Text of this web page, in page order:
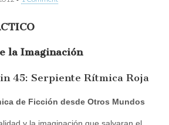
la Imaginación
45: Serpiente Rítmica Roja
de Ficción desde Otros Mundos